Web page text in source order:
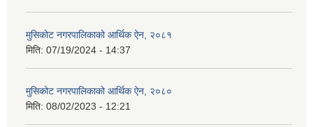
मुसिकोट नगरपालिकाको आर्थिक ऐन, २०८१
मिति: 07/19/2024 - 14:37
मुसिकोट नगरपालिकाको आर्थिक ऐन, २०८०
मिति: 08/02/2023 - 12:21